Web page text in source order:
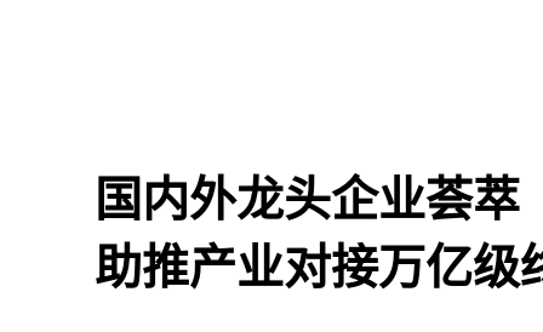
国内外龙头企业荟萃
助推产业对接万亿级